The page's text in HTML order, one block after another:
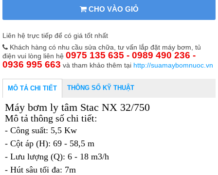
CHO VÀO GIỎ
Liên hệ trực tiếp để có giá tốt nhất
Khách hàng có nhu cầu sửa chữa, tư vấn lắp đặt máy bơm, tủ
điện vui lòng liên hệ 0975 135 635 - 0989 490 236 -
0936 995 663 và tham khảo thêm tại http://suamaybomnuoc.vn
MÔ TẢ CHI TIẾT THÔNG SỐ KỸ THUẬT
Máy bơm ly tâm Stac NX 32/750
Mô tả thông số chi tiết:
- Công suất: 5,5 Kw
- Cột áp (H): 69 - 58,5 m
- Lưu lượng (Q): 6 - 18 m3/h
- Hút sâu tối đa: 7m